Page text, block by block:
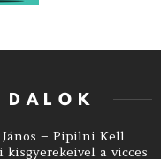
DALOK
János – Pipilni Kell
a vicces